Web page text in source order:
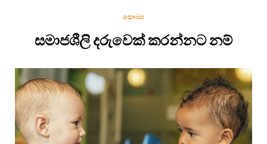
සෞඛ්‍ය
සමාජශීලි දරුවෙක් කරන්නට නම්